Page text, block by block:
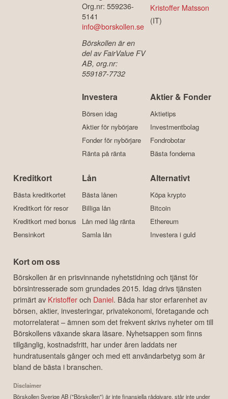
Org.nr: 559236-
5141
info@borskollen.se
Börskollen är en
del av FairValue FV
AB, org.nr:
559187-7732
Kristoffer Matsson
(IT)
Investera
Börsen idag
Aktier för nybörjare
Fonder för nybörjare
Ränta på ränta
Aktier & Fonder
Aktietips
Investmentbolag
Fondrobotar
Bästa fonderna
Kreditkort
Bästa kreditkortet
Kreditkort för resor
Kreditkort med bonus
Bensinkort
Lån
Bästa lånen
Billiga lån
Lån med låg ränta
Samla lån
Alternativt
Köpa krypto
Bitcoin
Ethereum
Investera i guld
Kort om oss
Börskollen är en prisvinnande nyhetstidning och tjänst för
börsintresserade som grundades 2015. Idag drivs tjänsten
primärt av Kristofferoch Daniel. Båda har stor erfarenhet av
börsen, aktier, investeringar, privatekonomi, företagande och
motorrelaterat – ämnen som det frekvent skrivs nyheter om till
Börskollens växande skara läsare. Nyhetsappen som finns
tillgänglig, kostnadsfritt, har under åren laddats ner
hundratusentals gånger och med ett användarbetyg som är
bland de bästa i branschen.
Disclaimer
Börskollen Sverige AB ("Börskollen") är inte finansiella rådgivare, står inte under